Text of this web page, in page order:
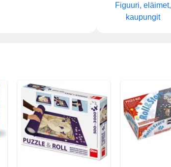
Figuuri, eläimet,
kaupungit